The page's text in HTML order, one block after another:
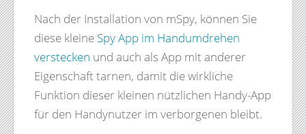
Nach der Installation von mSpy, können Sie
diese kleine Spy App im Handumdrehen
verstecken und auch als App mit anderer
Eigenschaft tarnen, damit die wirkliche
Funktion dieser kleinen nützlichen Handy-App
für den Handynutzer im verborgenen bleibt.